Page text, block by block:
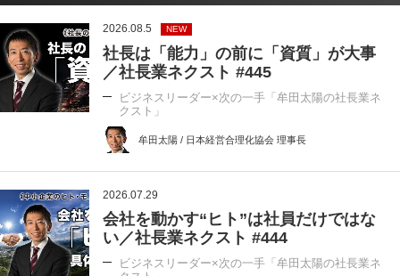
2026.08.5 NEW
社長は「能力」の前に「資質」が大事
／社長業ネクスト #445
ビジネスリーダー×次の一手「牟田太陽の社長業ネ
クスト」
牟田太陽 / 日本経営合理化協会 理事長
2026.07.29
会社を動かす“ヒト”は社員だけではな
い／社長業ネクスト #444
ビジネスリーダー×次の一手「牟田太陽の社長業ネ